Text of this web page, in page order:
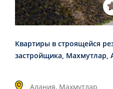
Квартиры в строящейся
застройщика, Махмутлар,
Алания, Махмутлар